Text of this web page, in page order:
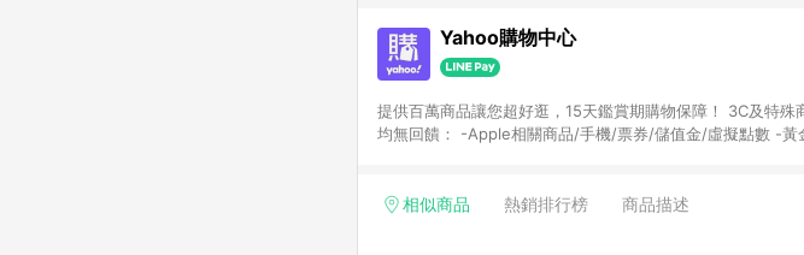
Yahoo購物中心
提供百萬商品讓您超好逛，15天鑑賞期購物保障！ 3C及特殊商品回饋，請
均無回饋： -Apple相關商品/手機/票券/儲值金/虛擬點數 -
Yahoo超贈點回饋者 - 購物中心商店之商品：商品賣場中有
相似商品 熱銷排行榜 商品描述